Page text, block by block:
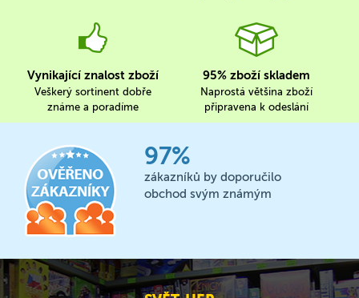
Vynikající znalost zboží
Veškerý sortinent dobře
známe a poradíme
95% zboží skladem
Naprostá většina zboží
připravena k odeslání
97%
zákazníků by doporučilo
obchod svým známým